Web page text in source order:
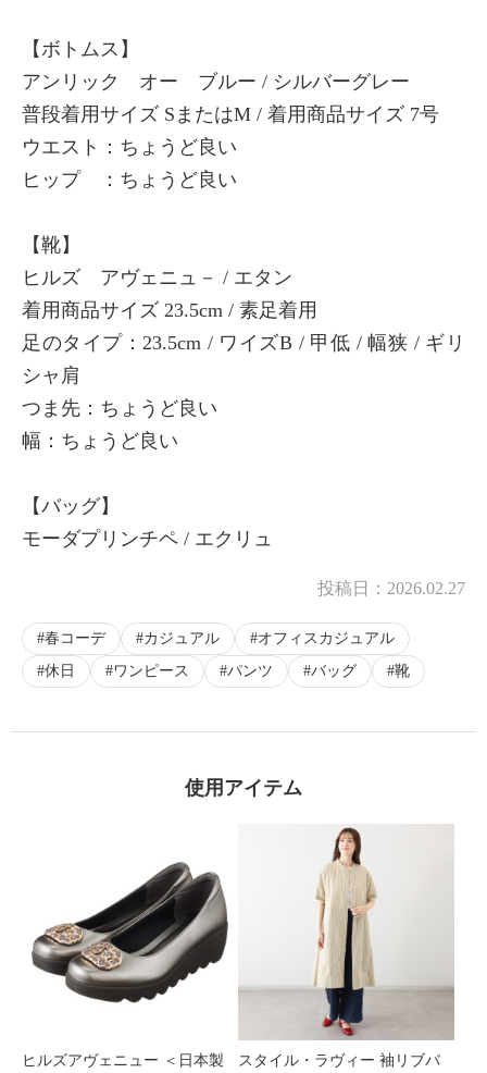
【ボトムス】
アンリック オー ブルー / シルバーグレー
普段着用サイズ SまたはM / 着用商品サイズ 7号
ウエスト：ちょうど良い
ヒップ ：ちょうど良い
【靴】
ヒルズ アヴェニュ－ / エタン
着用商品サイズ 23.5cm / 素足着用
足のタイプ：23.5cm / ワイズB / 甲低 / 幅狭 / ギリ
シャ肩
つま先：ちょうど良い
幅：ちょうど良い
【バッグ】
モーダプリンチペ / エクリュ
投稿日： 2026.02.27
春コーデ カジュアル
オフィスカジュアル
休日
ワンピース パンツ バッグ 靴
使用アイテム
ヒルズアヴェニュー ＜日本製
スタイル・ラヴィー 袖リブバ